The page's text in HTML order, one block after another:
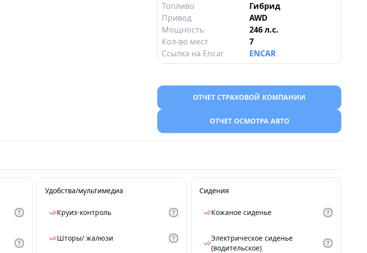
Топливо
Гибрид
Привод
AWD
Мощность
246 л.с.
Кол-во мест
7
Ссылка на Encar
ENCAR
ОТЧЕТ СТРАХОВОЙ КОМПАНИИ
ОТЧЕТ ОСМОТРА АВТО
Удобства/мультимедиа
Круиз-контроль
Шторы/ жалюзи
Сидения
Кожаное сиденье
Электрическое сиденье
(водительское)